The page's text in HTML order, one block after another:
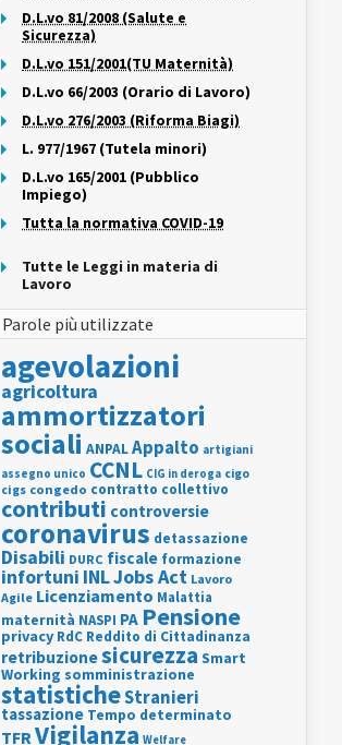
D.L.vo 81/2008 (Salute e
Sicurezza)
D.L.vo 151/2001(TU Maternità)
D.L.vo 66/2003 (Orario di Lavoro)
D.L.vo 276/2003 (Riforma Biagi)
L. 977/1967 (Tutela minori)
D.L.vo 165/2001 (Pubblico
Impiego)
Tutta la normativa COVID-19
Tutte le Leggi in materia di
Lavoro
Parole più utilizzate
agevolazioni
agricoltura
ammortizzatori
sociali ANPALAppalto artigiani
assegno unico CCNL CIG in deroga cigo
cigs congedo contratto collettivo
contributi controversie
coronavirus detassazione
Disabili DURC fiscale formazione
infortuni INLJobs Act Lavoro
Agile Licenziamento Malattia
maternità NASPI PA Pensione
privacy RdC Reddito di Cittadinanza
retribuzionesicurezza Smart
Working somministrazione
statisticheStranieri
tassazione Tempo determinato
TFRVigilanza Welfare